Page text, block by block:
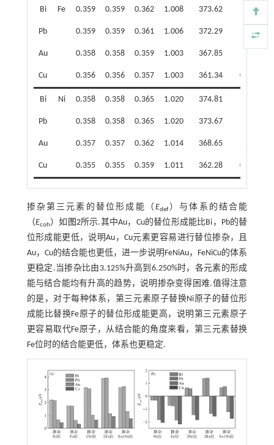
Bi Fe 0.359 0.359 0.362 1.008 373.62 3.51
Pb 0.359 0.359 0.361 1.006 372.29 3.14
Au 0.358 0.358 0.359 1.003 367.85
Cu 0.356 0.356 0.357 1.003 361.34 0.11
Bi Ni 0.358 0.358 0.365 1.020 374.81
Pb 0.358 0.358 0.365 1.020 373.67
Au 0.357 0.357 0.362 1.014 368.65 2.13
Cu 0.355 0.355 0.359 1.011 362.28 0.37
掺杂第三元素的替位形成能（ Edef）与体系的结合能
（Ecoh ）如 图2所示.其中Au，Cu的替位形成能比Bi，Pb的替
位形成能更低，说明Au，Cu元素更容易进行替位掺杂，且
Au，Cu的结合能也更低，进一步说明FeNiAu，FeNiCu的体系
更稳定.当掺杂比由3.125%升高到6.250%时，各元素的形成
能与结合能均有升高的趋势，说明掺杂变得困难.值得注意
的是，对于每种体系，第三元素原子替换Ni原子的替位形
成能比替换Fe原子的替位形成能更高，说明第三元素原子
更容易取代Fe原子，从结合能的角度来看，第三元素替换
Fe位时的结合能更低，体系也更稳定.